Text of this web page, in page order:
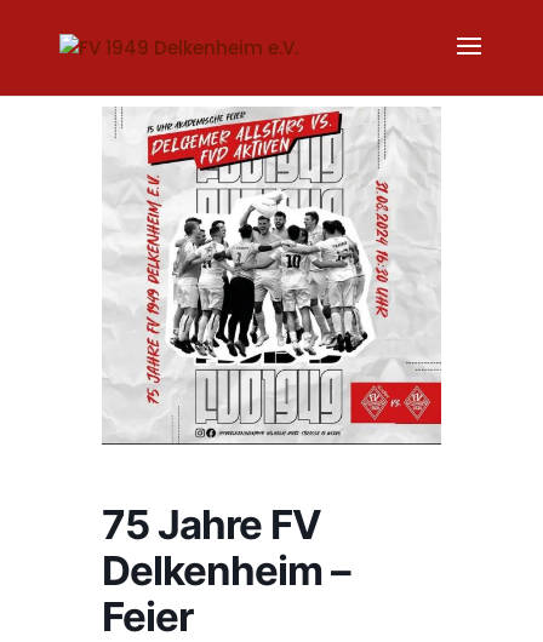
75 Jahre FV
Delkenheim –
Feier